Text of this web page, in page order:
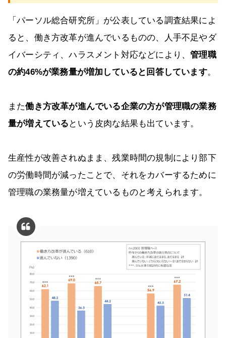
「パーソル総合研究所」が公表している調査結果によ
ると、働き方改革が進んでいるものの、人手不足やダ
イバーシティ、ハラスメント対応などにより、管理職
の約46%が業務量が増加していると回答しています。
また働き方改革が進んでいる企業の方が管理職の業務
量が増えている という皮肉な結果も出ています。
生産性が改善されぬまま、残業時間の規制により部下
の労働時間が減ったことで、それをカバーするために
管理職の業務量が増えているものと考えられます。